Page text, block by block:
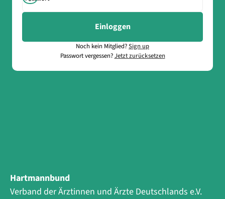
Noch kein Mitglied?Sign up
Passwort vergessen?Jetzt zurücksetzen
Hartmannbund
Verband der Ärztinnen und Ärzte Deutschlands e.V.